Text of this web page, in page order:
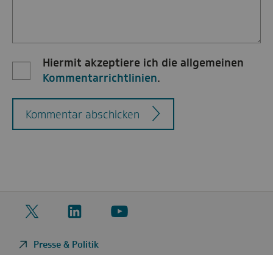
Hiermit akzeptiere ich die allgemeinen
Kommentarrichtlinien.
Kommentar abschicken
Twitter
LinkedIn
YouTube
Presse & Politik